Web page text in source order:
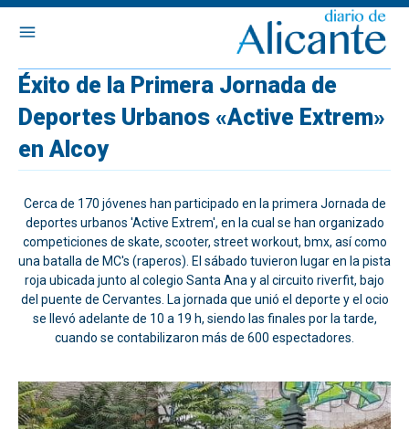
Éxito de la Primera Jornada de
Deportes Urbanos «Active Extrem»
en Alcoy
Cerca de 170 jóvenes han participado en la primera Jornada de
deportes urbanos 'Active Extrem', en la cual se han organizado
competiciones de skate, scooter, street workout, bmx, así como
una batalla de MC's (raperos). El sábado tuvieron lugar en la pista
roja ubicada junto al colegio Santa Ana y al circuito riverfit, bajo
del puente de Cervantes. La jornada que unió el deporte y el ocio
se llevó adelante de 10 a 19 h, siendo las finales por la tarde,
cuando se contabilizaron más de 600 espectadores.